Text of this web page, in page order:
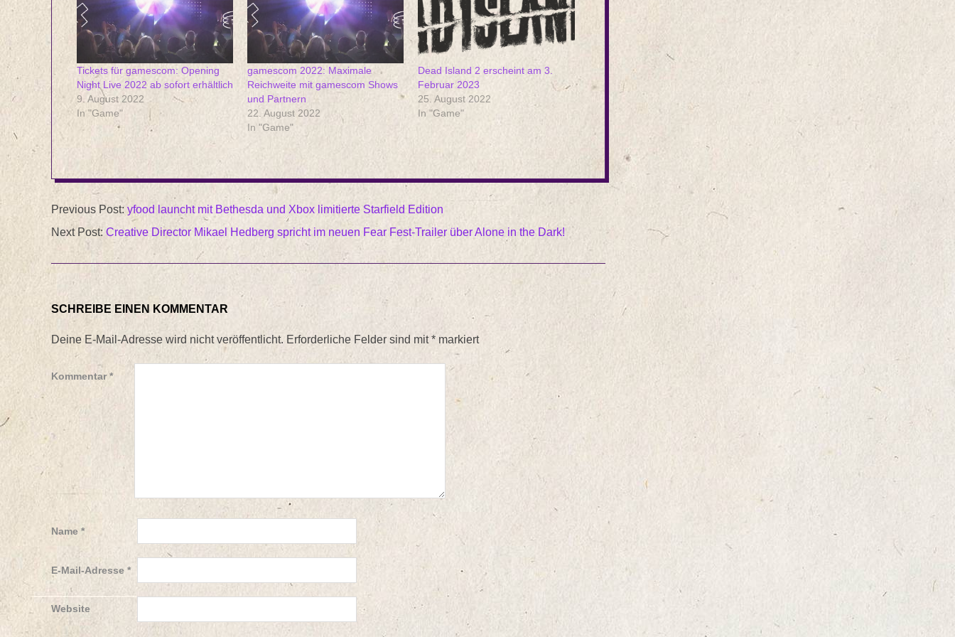
Tickets für gamescom: Opening
Night Live 2022 ab sofort erhältlich
9. August 2022
In "Game"
gamescom 2022: Maximale
Reichweite mit gamescom Shows
und Partnern
22. August 2022
In "Game"
Dead Island 2 erscheint am 3.
Februar 2023
25. August 2022
In "Game"
2023-
08-
23
Previous Post: yfood launcht mit Bethesda und Xbox limitierte Starfield Edition
Next Post: Creative Director Mikael Hedberg spricht im neuen Fear Fest-Trailer über Alone in the Dark!
SCHREIBE EINEN KOMMENTAR
Deine E-Mail-Adresse wird nicht veröffentlicht. Erforderliche Felder sind mit* markiert
Kommentar *
Name *
E-Mail-Adresse *
Website